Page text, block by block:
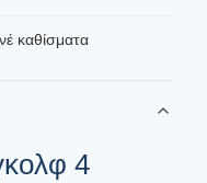
καθίσματα
4